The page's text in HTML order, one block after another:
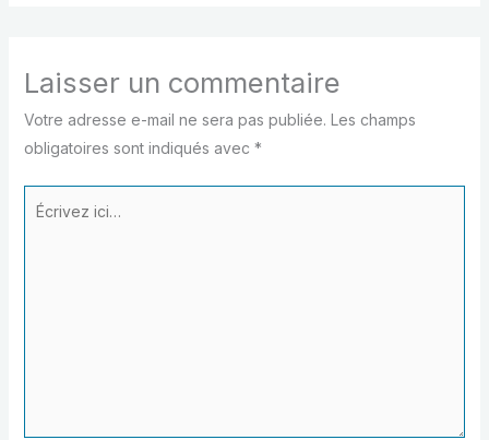
Laisser un commentaire
Votre adresse e-mail ne sera pas publiée. Les champs
obligatoires sont indiqués avec *
Écrivez